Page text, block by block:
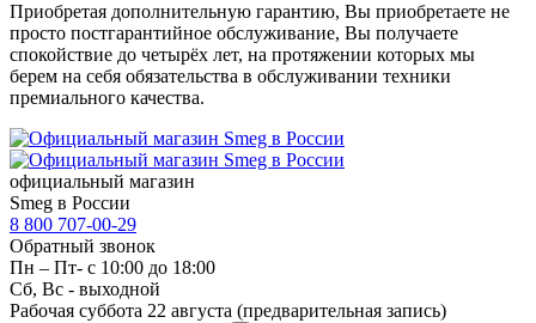
Приобретая дополнительную гарантию, Вы приобретаете не
просто постгарантийное обслуживание, Вы получаете
спокойствие до четырёх лет, на протяжении которых мы
берем на себя обязательства в обслуживании техники
премиального качества.
официальный магазин
Smeg в России
8 800 707-00-29
Обратный звонок
Пн – Пт- с 10:00 до 18:00
Сб, Вс - выходной
Рабочая суббота 22 августа (предварительная запись)